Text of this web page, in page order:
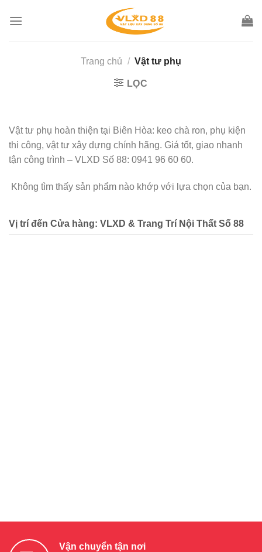
Trang chủ / Vật tư phụ
LỌC
Vật tư phụ hoàn thiện tại Biên Hòa: keo chà ron, phụ kiện
thi công, vật tư xây dựng chính hãng. Giá tốt, giao nhanh
tận công trình – VLXD Số 88: 0941 96 60 60.
Không tìm thấy sản phẩm nào khớp với lựa chọn của bạn.
Vị trí đến Cửa hàng: VLXD & Trang Trí Nội Thất Số 88
Vận chuyển tận nơi